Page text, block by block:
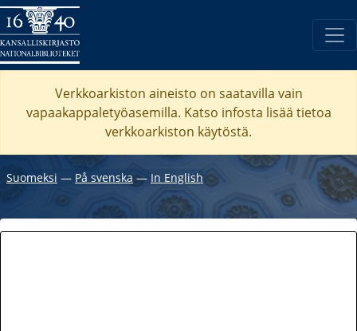
Verkkoarkiston aineisto on saatavilla vain
vapaakappaletyöasemilla. Katso infosta lisää tietoa
verkkoarkiston käytöstä.
Suomeksi ― På svenska― In English